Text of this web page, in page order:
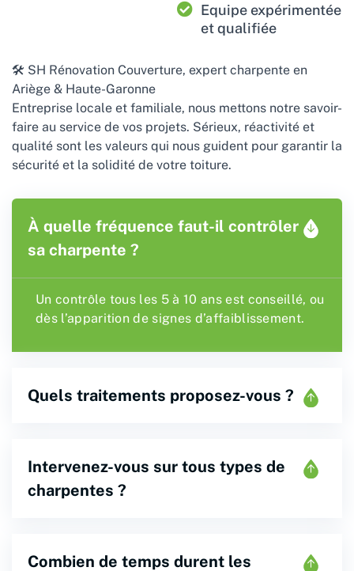
Equipe expérimentée
et qualifiée
🛠️ SH Rénovation Couverture, expert charpente en
Ariège & Haute-Garonne
Entreprise locale et familiale, nous mettons notre savoir-
faire au service de vos projets. Sérieux, réactivité et
qualité sont les valeurs qui nous guident pour garantir la
sécurité et la solidité de votre toiture.
À quelle fréquence faut-il contrôler
sa charpente ?
Un contrôle tous les 5 à 10 ans est conseillé, ou
dès l’apparition de signes d’affaiblissement.
Quels traitements proposez-vous ?
Intervenez-vous sur tous types de
charpentes ?
Combien de temps durent les